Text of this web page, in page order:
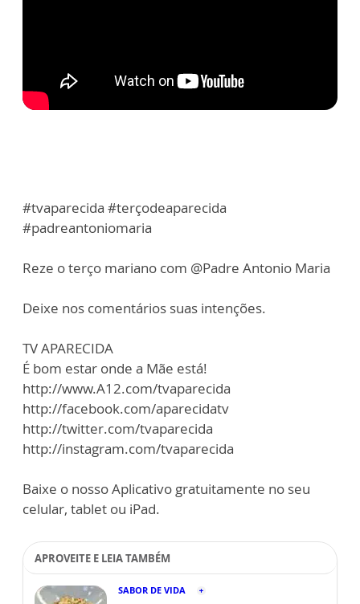
#tvaparecida #terçodeaparecida
#padreantoniomaria
Reze o terço mariano com @Padre Antonio Maria
Deixe nos comentários suas intenções.
TV APARECIDA
É bom estar onde a Mãe está!
http://www.A12.com/tvaparecida
http://facebook.com/aparecidatv
http://twitter.com/tvaparecida
http://instagram.com/tvaparecida
Baixe o nosso Aplicativo gratuitamente no seu
celular, tablet ou iPad.
APROVEITE E LEIA TAMBÉM
SABOR DE VIDA